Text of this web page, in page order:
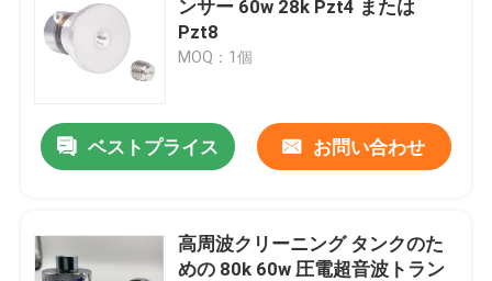
ピエゾ 陶磁器の版
圧電気の陶磁器ディスク
超音波溶接のトランスデューサー
ンサー 60w 28k Pzt4 または
Pzt8
MOQ：1個
ベストプライス お問い合わせ
高周波クリーニング タンクのた
めの 80k 60w 圧電超音波トラン